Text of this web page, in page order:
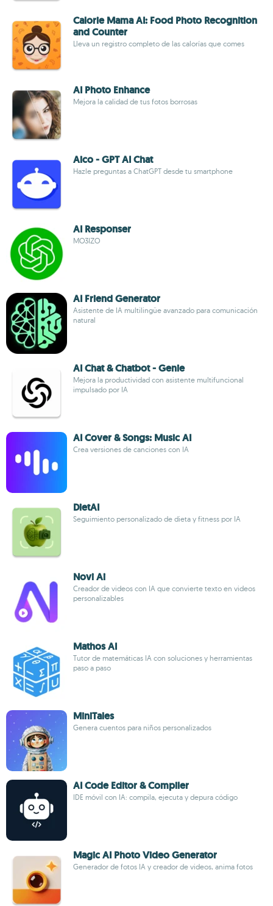
Calorie Mama AI: Food Photo Recognition
and Counter
Lleva un registro completo de las calorías que comes
AI Photo Enhance
Mejora la calidad de tus fotos borrosas
Aico - GPT AI Chat
Hazle preguntas a ChatGPT desde tu smartphone
AI Responser
MO3IZO
AI Friend Generator
Asistente de IA multilingüe avanzado para comunicación
natural
AI Chat & Chatbot - Genie
Mejora la productividad con asistente multifuncional
impulsado por IA
AI Cover & Songs: Music AI
Crea versiones de canciones con IA
DietAI
Seguimiento personalizado de dieta y fitness por IA
Novi Ai
Creador de videos con IA que convierte texto en videos
personalizables
Mathos AI
Tutor de matemáticas IA con soluciones y herramientas
paso a paso
MiniTales
Genera cuentos para niños personalizados
AI Code Editor & Compiler
IDE móvil con IA: compila, ejecuta y depura código
Magic AI Photo Video Generator
Generador de fotos IA y creador de videos, anima fotos